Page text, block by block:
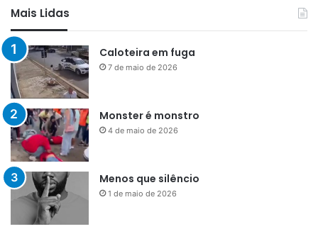
Mais Lidas
Caloteira em fuga
7 de maio de 2026
Monster é monstro
4 de maio de 2026
Menos que silêncio
1 de maio de 2026